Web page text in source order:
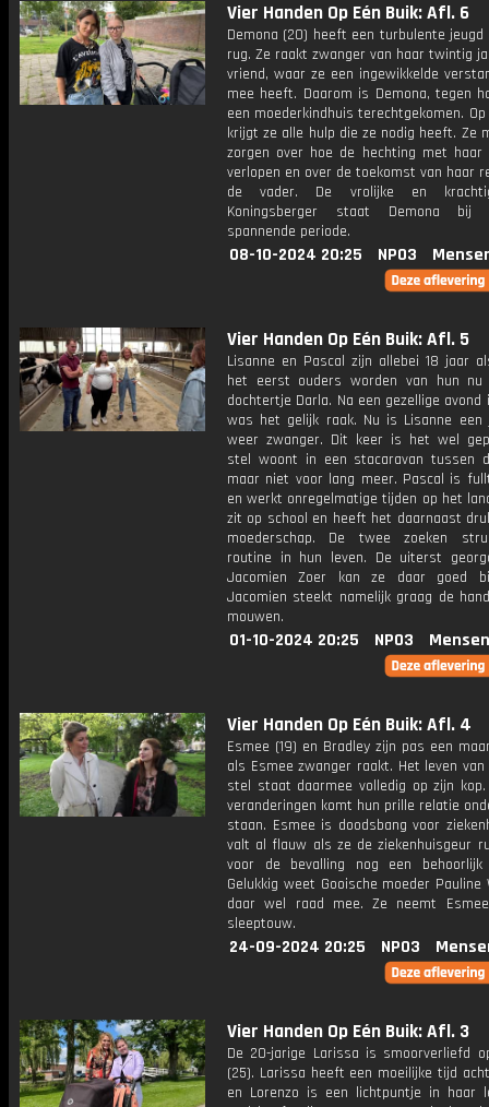
Vier Handen Op Eén Buik: Afl. 6
Demona (20) heeft een turbulente
rug. Ze raakt zwanger van haar twintig
vriend, waar ze een ingewikkelde
mee heeft. Daarom is Demona, tegen
een moederkindhuis terechtgekomen.
krijgt ze alle hulp die ze nodig heeft. Ze
zorgen over hoe de hechting met haar
verlopen en over de toekomst van haar
de vader. De vrolijke en
Koningsberger staat Demona
spannende periode.
08-10-2024 20:25 NPO3
Vier Handen Op Eén Buik: Afl. 5
Lisanne en Pascal zijn allebei 18 jaar
het eerst ouders worden van hun nu
dochtertje Darla. Na een gezellige avond
was het gelijk raak. Nu is Lisanne
weer zwanger. Dit keer is het wel
stel woont in een stacaravan tussen
maar niet voor lang meer. Pascal is
en werkt onregelmatige tijden op het
zit op school en heeft het daarnaast
moederschap. De twee zoeken
routine in hun leven. De uiterst
Jacomien Zoer kan ze daar goed
Jacomien steekt namelijk graag de
mouwen.
01-10-2024 20:25 NPO3
Vier Handen Op Eén Buik: Afl. 4
Esmee (19) en Bradley zijn pas een
als Esmee zwanger raakt. Het leven
stel staat daarmee volledig op zijn
veranderingen komt hun prille relatie
staan. Esmee is doodsbang voor
valt al flauw als ze de ziekenhuisgeur
voor de bevalling nog een behoorlijk
Gelukkig weet Gooische moeder Pauline
daar wel raad mee. Ze neemt
sleeptouw.
24-09-2024 20:25 NPO3
Vier Handen Op Eén Buik: Afl. 3
De 20-jarige Larissa is smoorverliefd
(25). Larissa heeft een moeilijke tijd
en Lorenzo is een lichtpuntje in haar